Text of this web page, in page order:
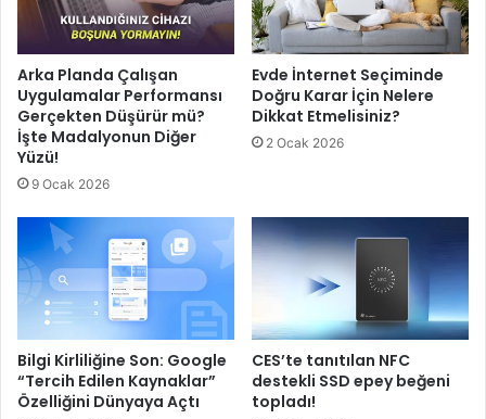
Arka Planda Çalışan
Uygulamalar Performansı
Gerçekten Düşürür mü?
İşte Madalyonun Diğer
Yüzü!
9 Ocak 2026
Evde İnternet Seçiminde
Doğru Karar İçin Nelere
Dikkat Etmelisiniz?
2 Ocak 2026
Bilgi Kirliliğine Son: Google
“Tercih Edilen Kaynaklar”
Özelliğini Dünyaya Açtı
CES’te tanıtılan NFC
destekli SSD epey beğeni
topladı!